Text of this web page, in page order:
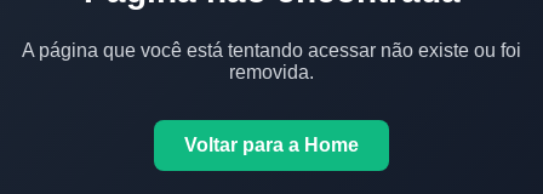
A página que você está tentando acessar não existe ou foi
removida.
Voltar para a Home